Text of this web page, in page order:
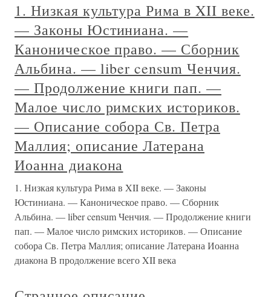
1. Низкая культура Рима в XII веке.
— Законы Юстиниана. —
Каноническое право. — Сборник
Альбина. — liber censum Ченчия.
— Продолжение книги пап. —
Малое число римских историков.
— Описание собора Св. Петра
Маллия; описание Латерана
Иоанна диакона
1. Низкая культура Рима в XII веке. — Законы
Юстиниана. — Каноническое право. — Сборник
Альбина. — liber censum Ченчия. — Продолжение книги
пап. — Малое число римских историков. — Описание
собора Св. Петра Маллия; описание Латерана Иоанна
диакона В продолжение всего XII века